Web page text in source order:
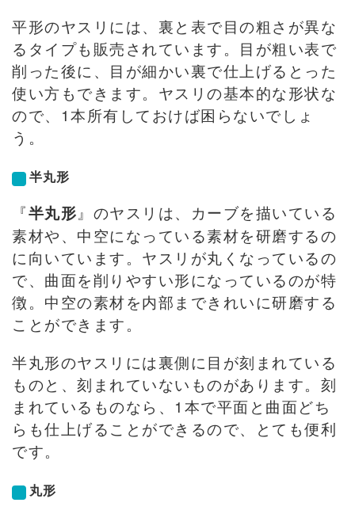
平形のヤスリには、裏と表で目の粗さが異な
るタイプも販売されています。目が粗い表で
削った後に、目が細かい裏で仕上げるとった
使い方もできます。ヤスリの基本的な形状な
ので、1本所有しておけば困らないでしょ
う。
半丸形
『半丸形』のヤスリは、カーブを描いている
素材や、中空になっている素材を研磨するの
に向いています。ヤスリが丸くなっているの
で、曲面を削りやすい形になっているのが特
徴。中空の素材を内部まできれいに研磨する
ことができます。
半丸形のヤスリには裏側に目が刻まれている
ものと、刻まれていないものがあります。刻
まれているものなら、1本で平面と曲面どち
らも仕上げることができるので、とても便利
です。
丸形